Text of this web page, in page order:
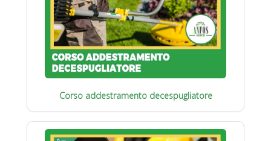
Corso addestramento decespugliatore